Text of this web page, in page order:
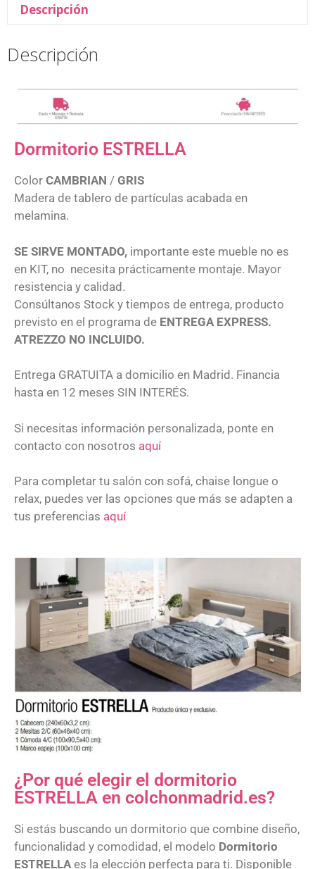
Descripción
Descripción
Dormitorio ESTRELLA
Color CAMBRIAN / GRIS
Madera de tablero de partículas acabada en
melamina.
SE SIRVE MONTADO, importante este mueble no es
en KIT, no necesita prácticamente montaje. Mayor
resistencia y calidad.
Consúltanos Stock y tiempos de entrega, producto
previsto en el programa de ENTREGA EXPRESS.
ATREZZO NO INCLUIDO.
Entrega GRATUITA a domicilio en Madrid. Financia
hasta en 12 meses SIN INTERÉS.
Si necesitas información personalizada, ponte en
contacto con nosotros aquí
Para completar tu salón con sofá, chaise longue o
relax, puedes ver las opciones que más se adapten a
tus preferencias aquí
¿Por qué elegir el dormitorio
ESTRELLA en colchonmadrid.es?
Si estás buscando un dormitorio que combine diseño,
funcionalidad y comodidad, el modelo Dormitorio
ESTRELLAes la elección perfecta para ti. Disponible